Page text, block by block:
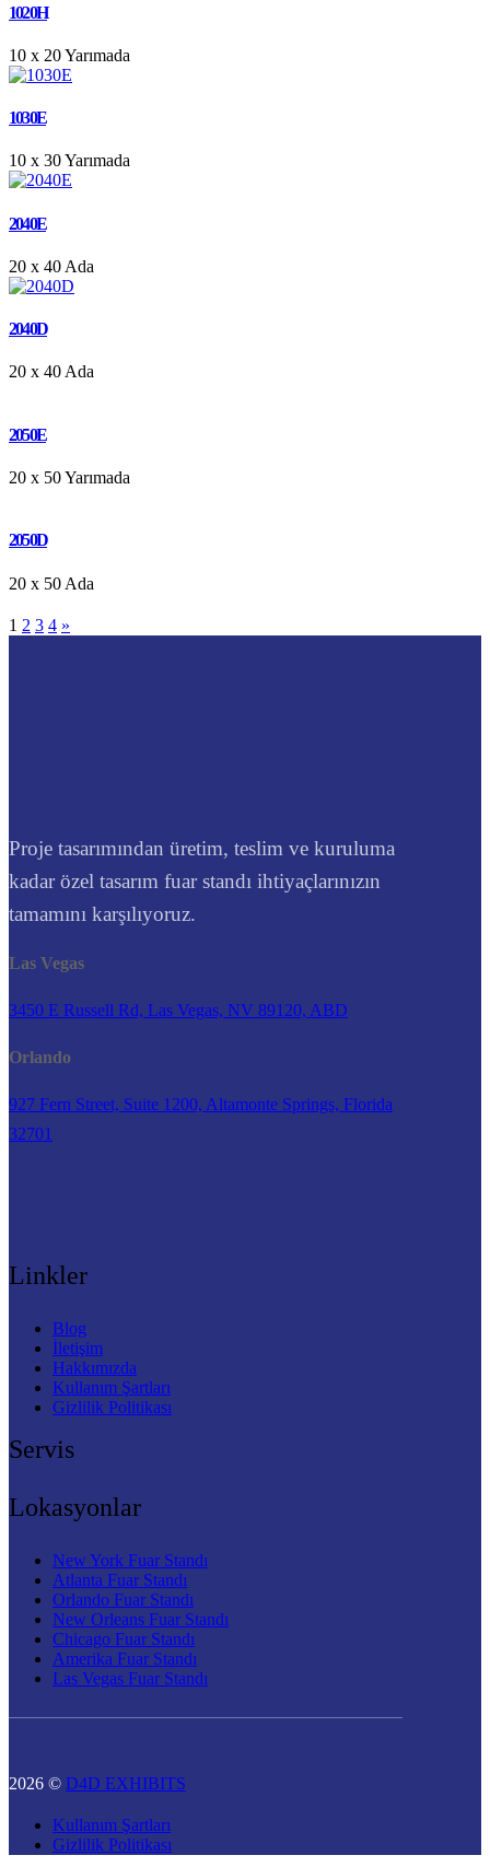
1020H
10 x 20Yarımada
1030E
10 x 30Yarımada
2040E
20 x 40 Ada
2040D
20 x 40Ada
2050E
20 x 50Yarımada
2050D
20 x 50 Ada
1 2 3 4 »
Proje tasarımından üretim, teslim ve kuruluma
kadar özel tasarım fuar standı ihtiyaçlarınızın
tamamını karşılıyoruz.
Las Vegas
3450 E Russell Rd, Las Vegas, NV 89120, ABD
Orlando
927 Fern Street, Suite 1200, Altamonte Springs, Florida
32701
Linkler
Blog
İletişim
Hakkımızda
Kullanım Şartları
Gizlilik Politikası
Servis
Lokasyonlar
New York Fuar Standı
Atlanta Fuar Standı
Orlando Fuar Standı
New Orleans Fuar Standı
Chicago Fuar Standı
Amerika Fuar Standı
Las Vegas Fuar Standı
2026 © D4D EXHIBITS
Kullanım Şartları
Gizlilik Politikası